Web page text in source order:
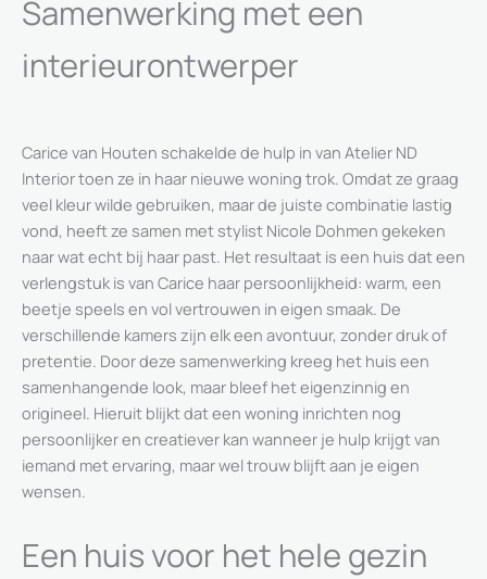
Samenwerking met een
interieurontwerper
Carice van Houten schakelde de hulp in van Atelier ND
Interior toen ze in haar nieuwe woning trok. Omdat ze graag
veel kleur wilde gebruiken, maar de juiste combinatie lastig
vond, heeft ze samen met stylist Nicole Dohmen gekeken
naar wat echt bij haar past. Het resultaat is een huis dat een
verlengstuk is van Carice haar persoonlijkheid: warm, een
beetje speels en vol vertrouwen in eigen smaak. De
verschillende kamers zijn elk een avontuur, zonder druk of
pretentie. Door deze samenwerking kreeg het huis een
samenhangende look, maar bleef het eigenzinnig en
origineel. Hieruit blijkt dat een woning inrichten nog
persoonlijker en creatiever kan wanneer je hulp krijgt van
iemand met ervaring, maar wel trouw blijft aan je eigen
wensen.
Een huis voor het hele gezin